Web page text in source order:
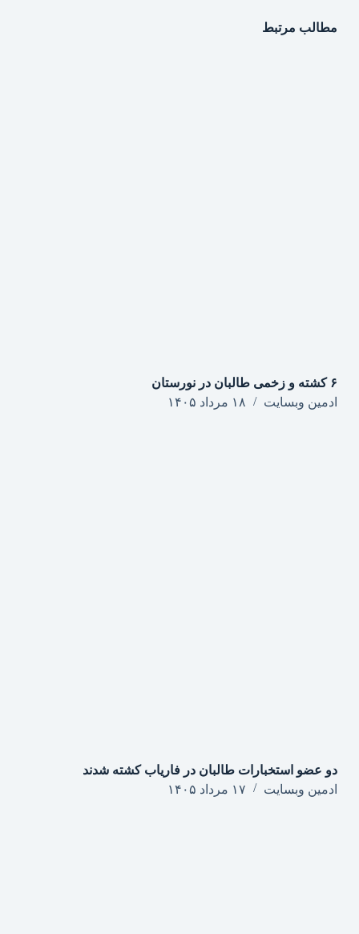
مطالب مرتبط
۶ کشته و زخمی طالبان در نورستان
ادمین وبسایت
۱۸ مرداد ۱۴۰۵
دو عضو استخبارات طالبان در فاریاب کشته شدند
ادمین وبسایت
۱۷ مرداد ۱۴۰۵